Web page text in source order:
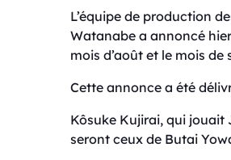
L’équipe de production
Watanabe a annoncé
mois d’août et le mois de
Cette annonce a été
Kôsuke Kujirai, qui jouait
seront ceux de Butai